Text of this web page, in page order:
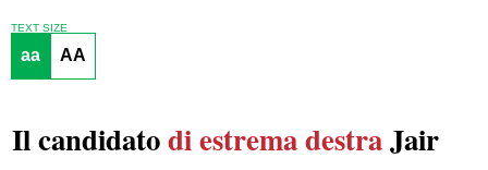
TEXT SIZE
aa AA
Il candidatodi estrema destraJair